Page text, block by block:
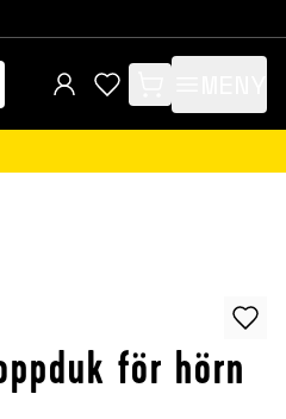
items in cart, view
för hörn